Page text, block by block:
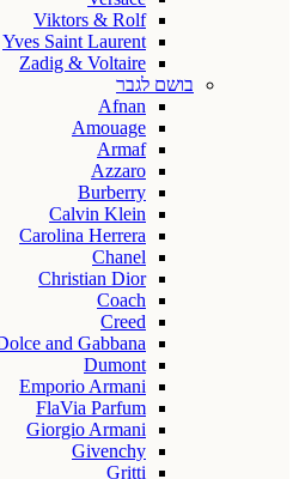
Viktors & Rolf
Yves Saint Laurent
Zadig & Voltaire
בושם לגבר
Afnan
Amouage
Armaf
Azzaro
Burberry
Calvin Klein
Carolina Herrera
Chanel
Christian Dior
Coach
Creed
and Gabbana
Dumont
Emporio Armani
FlaVia Parfum
Giorgio Armani
Givenchy
Gritti